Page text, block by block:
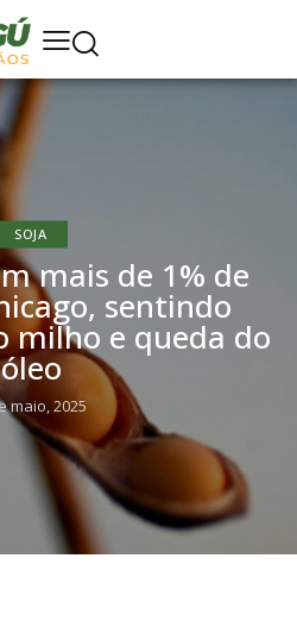
SOJA
mais de 1% de
sentindo
milho e queda do
óleo
maio, 2025